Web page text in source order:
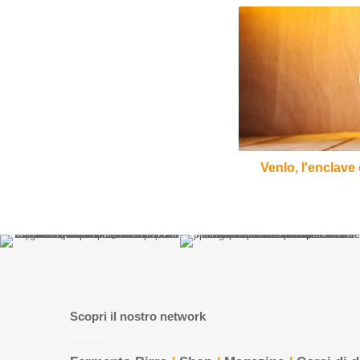
Venlo,
Venlo, l'enclave
Scopri il nostro network